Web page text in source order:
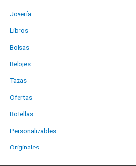
Joyería
Libros
Bolsas
Relojes
Tazas
Ofertas
Botellas
Personalizables
Originales